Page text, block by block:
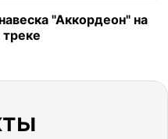
"Аккордеон" на